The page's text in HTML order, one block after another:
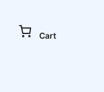
Cart